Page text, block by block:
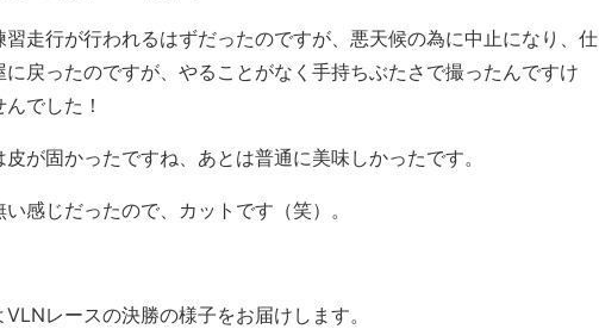
走行が行われるはずだったのですが、悪天候の為に中止になり、仕
戻ったのですが、やることがなく手持ちぶたさで撮ったんですけ
でした！
が固かったですね、あとは普通に美味しかったです。
感じだったので、カットです（笑）。
レースの決勝の様子をお届けします。